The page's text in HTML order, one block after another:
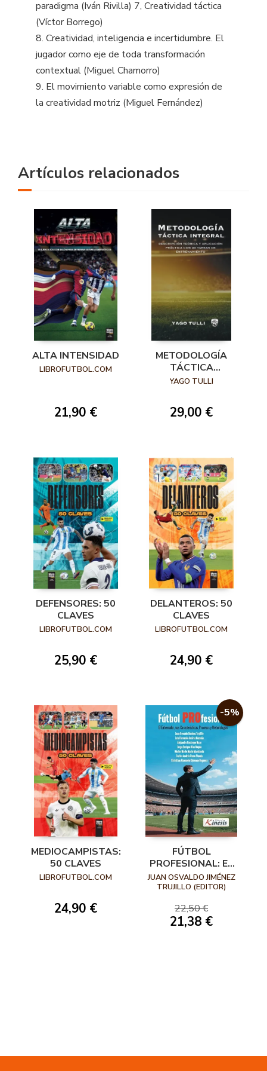
paradigma (Iván Rivilla) 7, Creatividad táctica
(Víctor Borrego)
8. Creatividad, inteligencia e incertidumbre. El
jugador como eje de toda transformación
contextual (Miguel Chamorro)
9. El movimiento variable como expresión de
la creatividad motriz (Miguel Fernández)
Artículos relacionados
ALTA INTENSIDAD
LIBROFUTBOL.COM
21,90 €
METODOLOGÍA
TÁCTICA
INTEGRAL
YAGO TULLI
29,00 €
DEFENSORES: 50
CLAVES
LIBROFUTBOL.COM
25,90 €
DELANTEROS: 50
CLAVES
LIBROFUTBOL.COM
24,90 €
MEDIOCAMPISTAS:
50 CLAVES
LIBROFUTBOL.COM
24,90 €
-5%
FÚTBOL
PROFESIONAL: EL
ENTRENADOR, SUS
CARACTERÍSTICAS,
METODOLOGÍAS
JUAN OSVALDO JIMÉNEZ
TRUJILLO (EDITOR)
22,50 €
21,38 €